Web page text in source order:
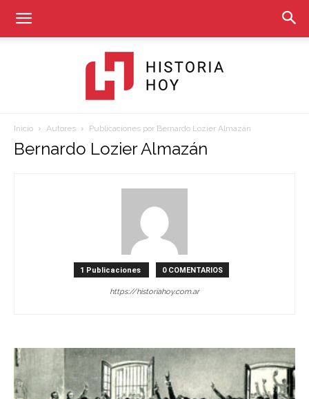
Historia
Inicio Autores Publicaciones por Bernardo Lozier Almazán
Bernardo Lozier Almazán
1 Publicaciones 0 COMENTARIOS
https://historiahoy.com.ar